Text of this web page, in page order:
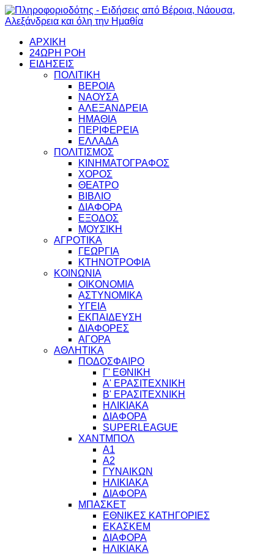
ΑΡΧΙΚΗ
24ΩΡΗ ΡΟΗ
ΕΙΔΗΣΕΙΣ
ΠΟΛΙΤΙΚΗ
ΒΕΡΟΙΑ
ΝΑΟΥΣΑ
ΑΛΕΞΑΝΔΡΕΙΑ
ΗΜΑΘΙΑ
ΠΕΡΙΦΕΡΕΙΑ
ΕΛΛΑΔΑ
ΠΟΛΙΤΙΣΜΟΣ
ΚΙΝΗΜΑΤΟΓΡΑΦΟΣ
ΧΟΡΟΣ
ΘΕΑΤΡΟ
ΒΙΒΛΙΟ
ΔΙΑΦΟΡΑ
ΕΞΟΔΟΣ
ΜΟΥΣΙΚΗ
ΑΓΡΟΤΙΚΑ
ΓΕΩΡΓΙΑ
ΚΤΗΝΟΤΡΟΦΙΑ
ΚΟΙΝΩΝΙΑ
ΟΙΚΟΝΟΜΙΑ
ΑΣΤΥΝΟΜΙΚΑ
ΥΓΕΙΑ
ΕΚΠΑΙΔΕΥΣΗ
ΔΙΑΦΟΡΕΣ
ΑΓΟΡΑ
ΑΘΛΗΤΙΚΑ
ΠΟΔΟΣΦΑΙΡΟ
Γ' ΕΘΝΙΚΗ
Α' ΕΡΑΣΙΤΕΧΝΙΚΗ
Β' ΕΡΑΣΙΤΕΧΝΙΚΗ
ΗΛΙΚΙΑΚΑ
ΔΙΑΦΟΡΑ
SUPERLEAGUE
ΧΑΝΤΜΠΟΛ
Α1
Α2
ΓΥΝΑΙΚΩΝ
ΗΛΙΚΙΑΚΑ
ΔΙΑΦΟΡΑ
ΜΠΑΣΚΕΤ
ΕΘΝΙΚΕΣ ΚΑΤΗΓΟΡΙΕΣ
ΕΚΑΣΚΕΜ
ΔΙΑΦΟΡΑ
ΗΛΙΚΙΑΚΑ